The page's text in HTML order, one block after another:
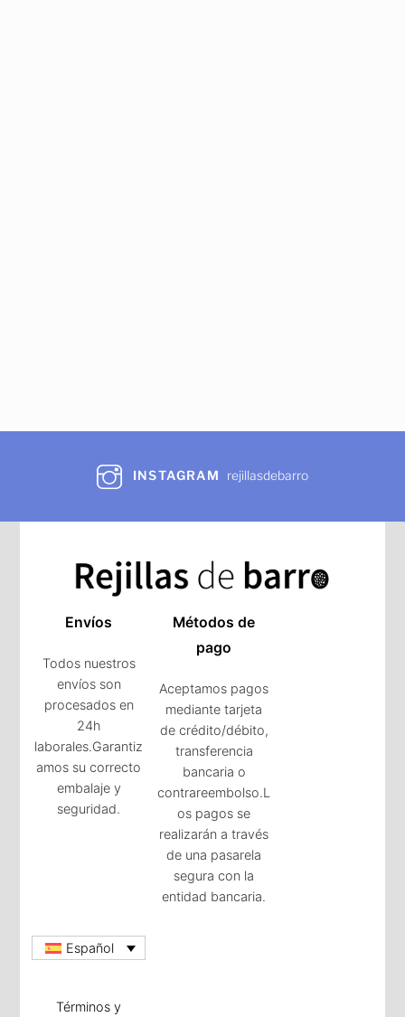
INSTAGRAM rejillasdebarro
Envíos
Todos nuestros
envíos son
procesados en
24h
laborales.Garantiz
amos su correcto
embalaje y
seguridad.
Métodos de
pago
Aceptamos pagos
mediante tarjeta
de crédito/débito,
transferencia
bancaria o
contrareembolso.L
os pagos se
realizarán a través
de una pasarela
segura con la
entidad bancaria.
Español
Términos y